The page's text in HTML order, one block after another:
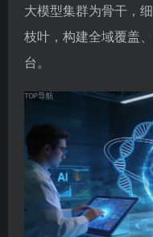
大模型集群为骨干，
枝叶，构建全域覆盖
台。